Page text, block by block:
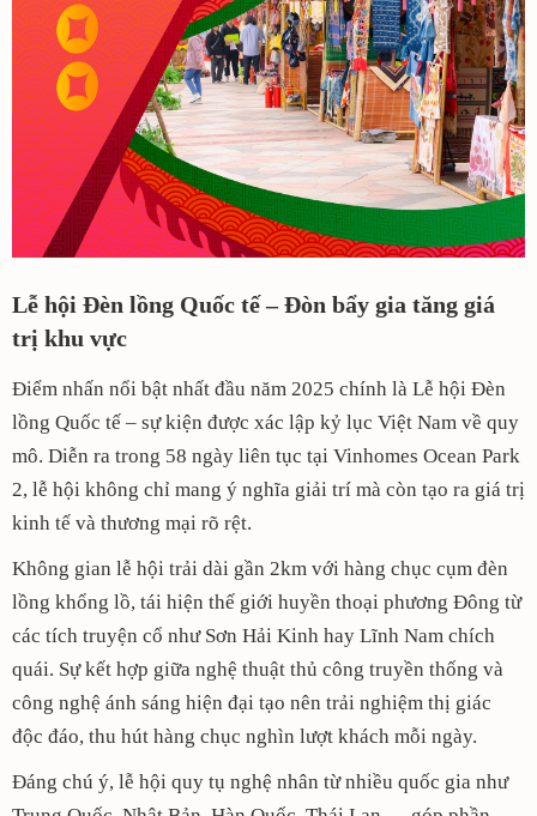
Lễ hội Đèn lồng Quốc tế – Đòn bẩy gia tăng giá
trị khu vực
Điểm nhấn nổi bật nhất đầu năm 2025 chính là Lễ hội Đèn
lồng Quốc tế – sự kiện được xác lập kỷ lục Việt Nam về quy
mô. Diễn ra trong 58 ngày liên tục tại Vinhomes Ocean Park
2, lễ hội không chỉ mang ý nghĩa giải trí mà còn tạo ra giá trị
kinh tế và thương mại rõ rệt.
Không gian lễ hội trải dài gần 2km với hàng chục cụm đèn
lồng khổng lồ, tái hiện thế giới huyền thoại phương Đông từ
các tích truyện cổ như Sơn Hải Kinh hay Lĩnh Nam chích
quái. Sự kết hợp giữa nghệ thuật thủ công truyền thống và
công nghệ ánh sáng hiện đại tạo nên trải nghiệm thị giác
độc đáo, thu hút hàng chục nghìn lượt khách mỗi ngày.
Đáng chú ý, lễ hội quy tụ nghệ nhân từ nhiều quốc gia như